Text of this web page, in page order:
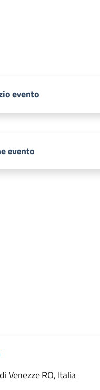
evento
evento
Venezze RO, Italia